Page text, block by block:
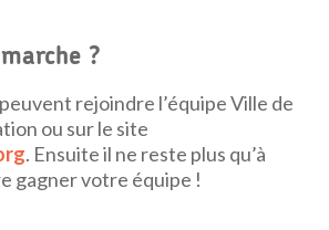
?
rejoindre l’équipe Ville de
ou sur le site
. Ensuite il ne reste plus qu’à
gagner votre équipe !